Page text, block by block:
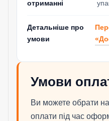
отриманні
Детальніше про
умови
Умови
Ви можете обрати
оплати під час